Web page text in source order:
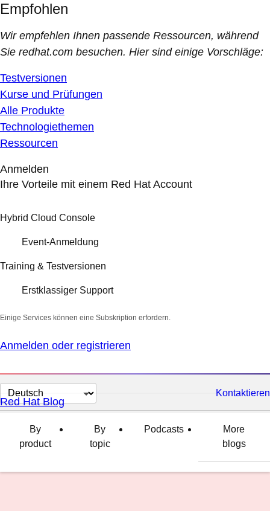
Empfohlen
Wir empfehlen Ihnen passende Ressourcen, während
Sie redhat.com besuchen. Hier sind einige Vorschläge:
Testversionen
Kurse und Prüfungen
Alle Produkte
Technologiethemen
Ressourcen
Anmelden
Ihre Vorteile mit einem Red Hat Account
Hybrid Cloud Console
Event-Anmeldung
Training & Testversionen
Erstklassiger Support
Einige Services können eine Subskription erfordern.
Anmelden oder registrieren
Sprache
auswählen
Kontaktieren
Red Hat Blog
By
product
By
topic
Podcasts
More
blogs